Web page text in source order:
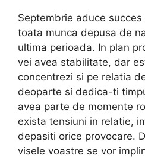
Septembrie aduce
toata munca depusa de
ultima perioada. In plan
vei avea stabilitate, dar
concentrezi si pe relatia
deoparte si dedica-ti
avea parte de momente
exista tensiuni in relatie,
depasiti orice provocare.
visele voastre se vor